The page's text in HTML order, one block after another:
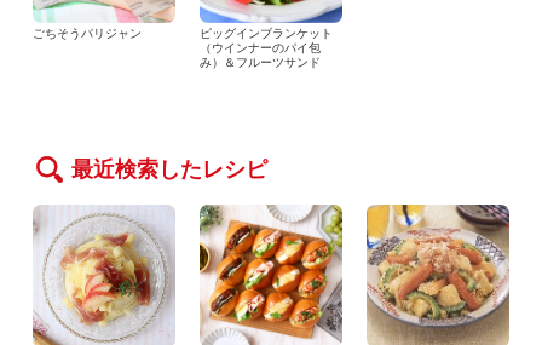
ごちそうパリジャン
ピッグインブランケット
（ウインナーのパイ包
み）＆フルーツサンド
最近検索したレシピ